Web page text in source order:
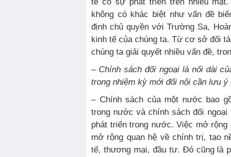
không có khác biệt như vấn đề
định chủ quyền với Trường Sa,
kinh tế của chúng ta. Từ cơ sở đối
chúng ta giải quyết nhiều vấn đề,
–Chính sách đối ngoại là nối dài
trong nhiệm kỳ mới đối nội cần lưu ý
– Chính sách của một nước bao
trong nước và chính sách đối
phát triển trong nước. Việc mở
mở rộng quan hệ về chính trị, tạo
tế, thương mại, đầu tư. Đó cũng là